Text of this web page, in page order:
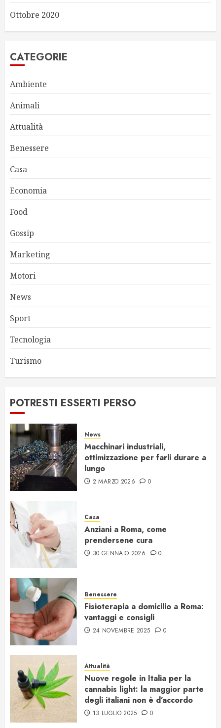
Ottobre 2020
CATEGORIE
Ambiente
Animali
Attualità
Benessere
Casa
Economia
Food
Gossip
Marketing
Motori
News
Sport
Tecnologia
Turismo
POTRESTI ESSERTI PERSO
News
Macchinari industriali,
ottimizzazione per farli durare a
lungo
2 MARZO 2026 0
Casa
Anziani a Roma, come
prendersene cura
30 GENNAIO 2026 0
Benessere
Fisioterapia a domicilio a Roma:
vantaggi e consigli
24 NOVEMBRE 2025 0
Attualità
Nuove regole in Italia per la
cannabis light: la maggior parte
degli italiani non è d’accordo
13 LUGLIO 2025 0